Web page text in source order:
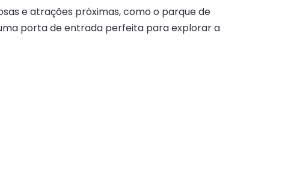
e atrações próximas, como o parque de
porta de entrada perfeita para explorar a